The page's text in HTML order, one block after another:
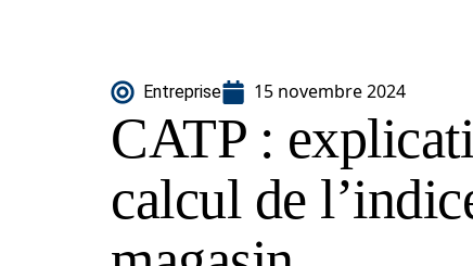
Entreprise 15 novembre 2024
CATP :
calcul de